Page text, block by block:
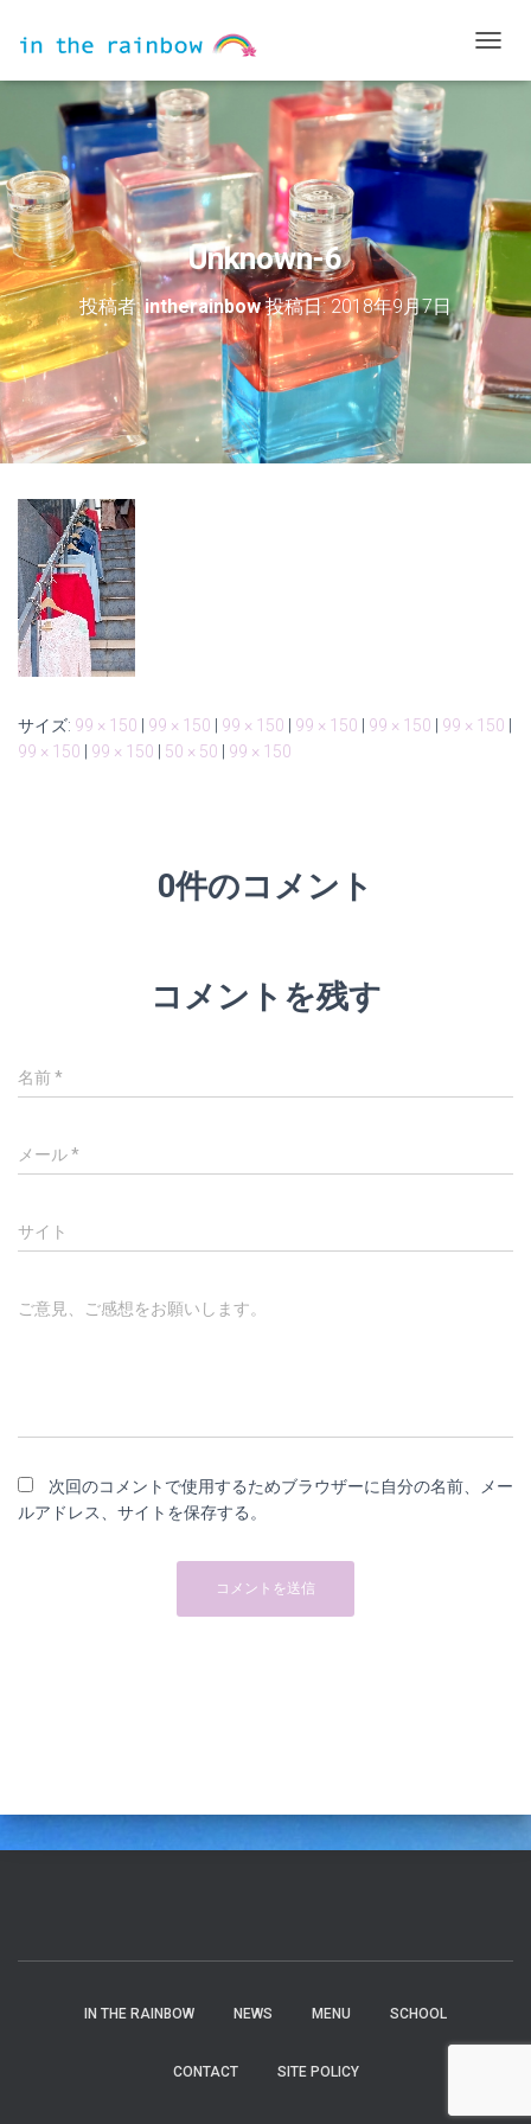
ビ
を
切
り
替
え
Unknown-6
投稿者:intherainbow投稿日:2018年9月7日
サイズ: 99 × 150 99 × 150 99 × 150 99 × 150 99 × 150 99 × 150
99 × 150
99 × 150 50 × 50 99 × 150
0件のコメント
コメントを残す
名前*
メール*
サイト
ご意見、ご感想をお願いします。
次回のコメントで使用するためブラウザーに自分の名前、メー
ルアドレス、サイトを保存する。
IN THE RAINBOW NEWS MENU SCHOOL
CONTACT SITE POLICY